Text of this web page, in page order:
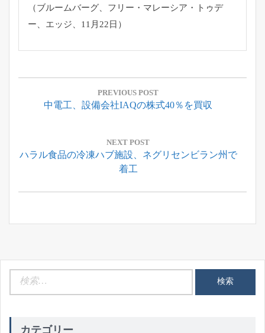
（ブルームバーグ、フリー・マレーシア・トゥデ
ー、エッジ、 11月22日）
投
ー
ョ
PREVIOUS POST
Previous
中電工、設備会社IAQの株式40％を買収
NEXT POST
Next
ハラル食品の冷凍ハブ施設、ネグリセンビラン州で
着工
カテゴリー